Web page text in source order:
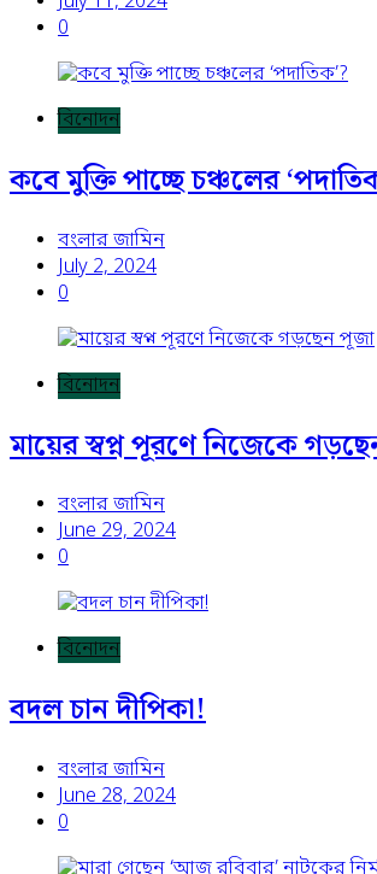
0
বিনোদন
কবে মুক্তি পাচ্ছে চঞ্চলের
বংলার জামিন
July 2, 2024
0
বিনোদন
মায়ের স্বপ্ন পূরণে নিজেকে
বংলার জামিন
June 29, 2024
0
বিনোদন
বদল চান দীপিকা!
বংলার জামিন
June 28, 2024
0